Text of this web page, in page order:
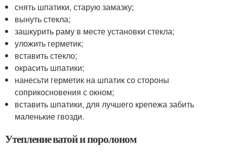
снять шпатики, старую замазку;
вынуть стекла;
зашкурить раму в месте установки стекла;
уложить герметик;
вставить стекло;
окрасить шпатики;
нанесьти герметик на шпатик со стороны
соприкосновения с окном;
вставить шпатики, для лучшего крепежа забить
маленькие гвозди.
Утепление ватой и поролоном